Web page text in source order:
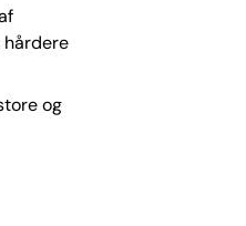
og